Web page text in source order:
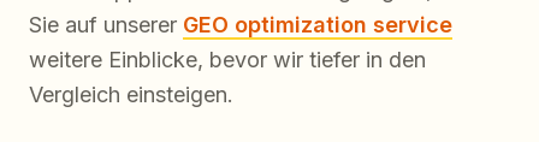
Sie auf unserer GEO optimization service
weitere Einblicke, bevor wir tiefer in den
Vergleich einsteigen.